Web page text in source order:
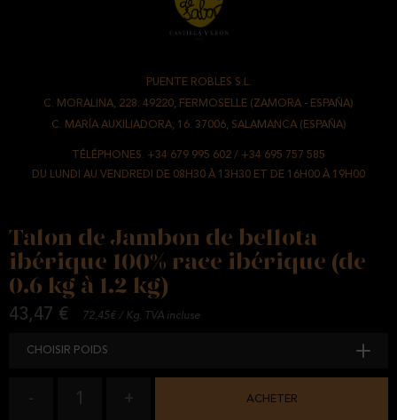
Talon de Jambon de bellota
ibérique 100% race ibérique (de
0.6 kg à 1.2 kg)
43,47 € 72,45€ / Kg. TVA incluse
CHOISIR POIDS
1
- + ACHETER
PUENTE ROBLES S.L.
C. MORALINA, 228. 49220, FERMOSELLE (ZAMORA - ESPAÑA)
C. MARÍA AUXILIADORA, 16. 37006, SALAMANCA (ESPAÑA)
TÉLÉPHONES. +34 679 995 602 / +34 695 757 585
DU LUNDI AU VENDREDI DE 08H30 À 13H30 ET DE 16H00 À 19H00